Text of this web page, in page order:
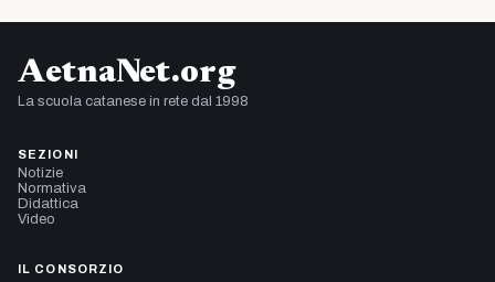
AetnaNet.org
La scuola catanese in rete dal 1998
SEZIONI
Notizie
Normativa
Didattica
Video
IL CONSORZIO